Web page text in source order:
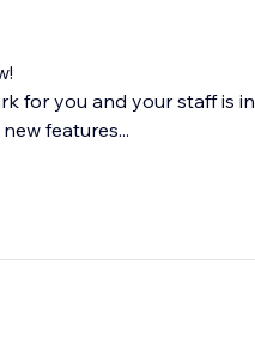
for you and your staff is
features...